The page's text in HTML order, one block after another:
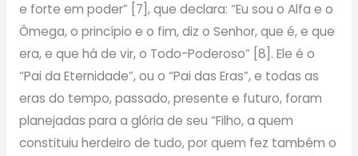
e forte em poder” [7], que declara: “Eu sou o Alfa e o
Ômega, o princípio e o fim, diz o Senhor, que é, e que
era, e que há de vir, o Todo-Poderoso” [8]. Ele é o
“Pai da Eternidade”, ou o “Pai das Eras”, e todas as
eras do tempo, passado, presente e futuro, foram
planejadas para a glória de seu “Filho, a quem
constituiu herdeiro de tudo, por quem fez também o